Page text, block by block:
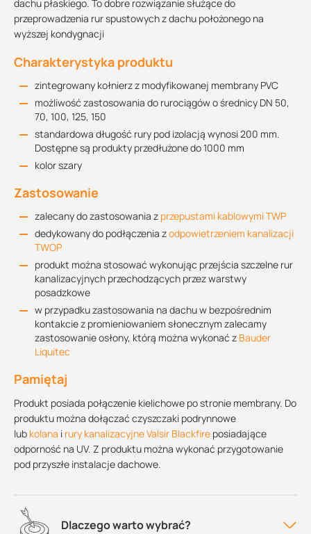
dachu płaskiego. To dobre rozwiązanie służące do
przeprowadzenia rur spustowych z dachu położonego na
wyższej kondygnacji
Charakterystyka produktu
zintegrowany kołnierz z modyfikowanej membrany PVC
możliwość zastosowania do rurociągów o średnicy DN 50,
70, 100, 125, 150
standardowa długość rury pod izolacją wynosi 200 mm.
Dostępne są produkty przedłużone do 1000 mm
kolor szary
Zastosowanie
zalecany do zastosowania z przepustami kablowymi TWP
dedykowany do podłączenia zodpowietrzeniem kanalizacji
TWOP
produkt można stosować wykonując przejścia szczelne rur
kanalizacyjnych przechodzących przez warstwy
posadzkowe
w przypadku zastosowania na dachu w bezpośrednim
kontakcie z promieniowaniem słonecznym zalecamy
zastosowanie osłony, którą można wykonać z Bauder
Liquitec
Pamiętaj
Produkt posiada połączenie kielichowe po stronie membrany. Do
produktu można dołączać czyszczaki podrynnowe
lub kolana i rury kanalizacyjne Valsir Blackfire posiadające
odporność na UV. Z produktu można wykonać przygotowanie
pod przyszłe instalacje dachowe.
Dlaczego warto wybrać?